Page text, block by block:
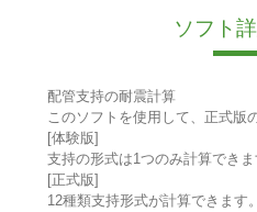
ソフト
配管支持の耐震計算
このソフトを使用して、正式版
[体験版]
支持の形式は1つのみ計算できま
[正式版]
12種類支持形式が計算できます。